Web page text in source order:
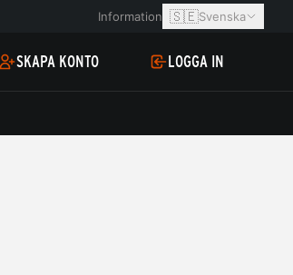
Information 🇸🇪Svenska
SKAPA KONTO LOGGA IN